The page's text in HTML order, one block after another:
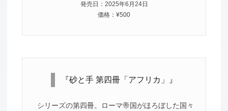
発売日：2025年6月24日
価格：¥500
『砂と手 第四冊「アフリカ」』
シリーズの第四冊。ローマ帝国がほろぼした国々